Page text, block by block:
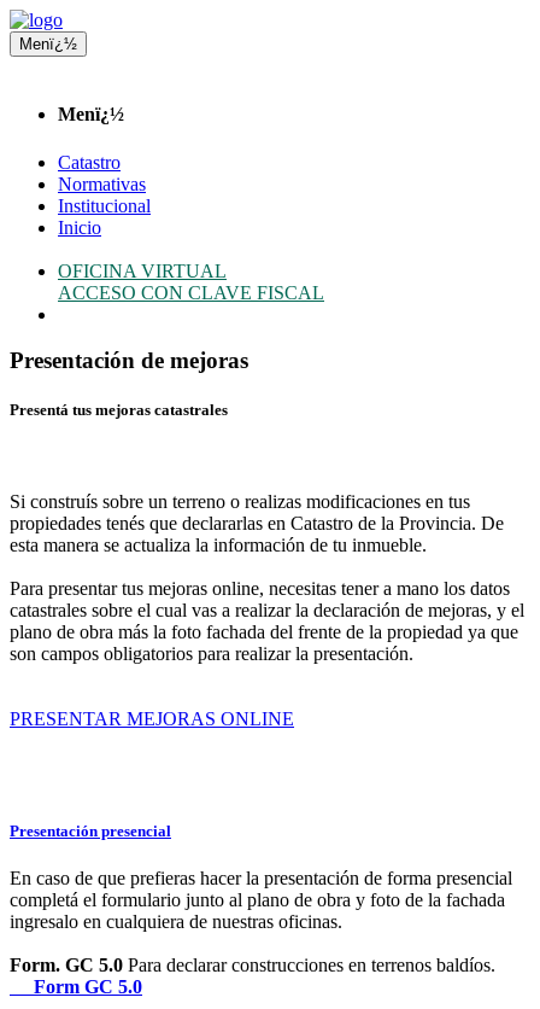
Menï¿½
Menï¿½
Catastro
Normativas
Institucional
Inicio
OFICINA VIRTUAL
ACCESO CON CLAVE FISCAL
Presentación de mejoras
Presentá tus mejoras catastrales
Si construís sobre un terreno o realizas modificaciones en tus
propiedades tenés que declararlas en Catastro de la Provincia. De
esta manera se actualiza la información de tu inmueble.
Para presentar tus mejoras online, necesitas tener a mano los datos
catastrales sobre el cual vas a realizar la declaración de mejoras, y el
plano de obra más la foto fachada del frente de la propiedad ya que
son campos obligatorios para realizar la presentación.
PRESENTAR MEJORAS ONLINE
Presentación presencial
En caso de que prefieras hacer la presentación de forma presencial
completá el formulario junto al plano de obra y foto de la fachada
ingresalo en cualquiera de nuestras oficinas.
Form. GC 5.0 Para declarar construcciones en terrenos baldíos.
Form GC 5.0